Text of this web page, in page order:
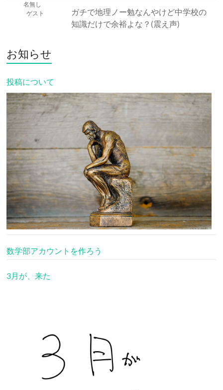
名無し
ゲスト
ガチで地理ノー勉なんやけど中学校の
知識だけで余裕よな？(震え声)
お知らせ
投稿について
数学部アカウントを作ろう
3月が、来た